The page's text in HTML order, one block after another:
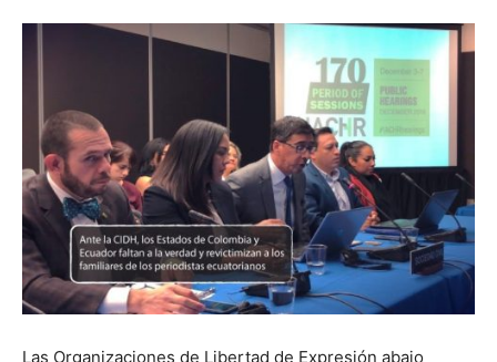
Las Organizaciones de Libertad de Expresión abajo